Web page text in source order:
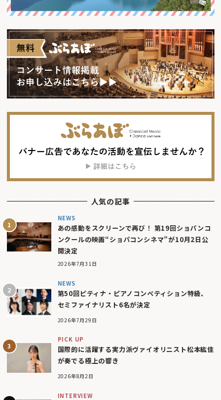
人気の記事
NEWS
あの感動をスクリーンで再び！ 第19回ショパンコ
ンクールの映画“ショパコンシネマ”が10月2日公
開決定
2026年7月31日
NEWS
第50回ピティナ・ピアノコンペティション特級、
セミファイナリスト6名が決定
2026年7月29日
PICK UP
国際的に活躍する実力派ヴァイオリニスト松本紘佳
が奏でる極上の響き
2026年8月2日
INTERVIEW